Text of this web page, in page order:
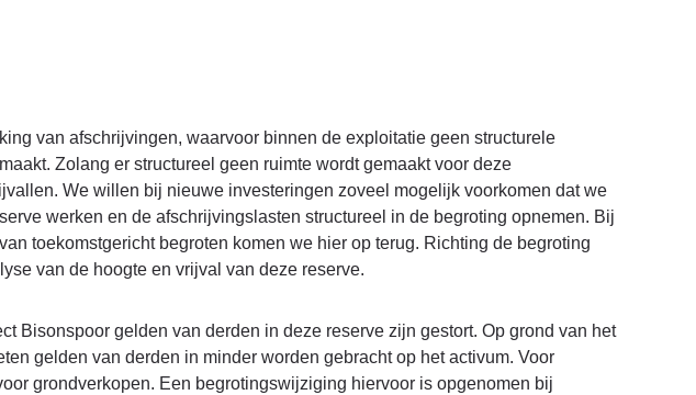
van afschrijvingen, waarvoor binnen de exploitatie geen structurele
Zolang er structureel geen ruimte wordt gemaakt voor deze
We willen bij nieuwe investeringen zoveel mogelijk voorkomen dat we
werken en de afschrijvingslasten structureel in de begroting opnemen. Bij
toekomstgericht begroten komen we hier op terug. Richting de begroting
van de hoogte en vrijval van deze reserve.
Bisonspoor gelden van derden in deze reserve zijn gestort. Op grond van het
gelden van derden in minder worden gebracht op het activum. Voor
grondverkopen. Een begrotingswijziging hiervoor is opgenomen bij